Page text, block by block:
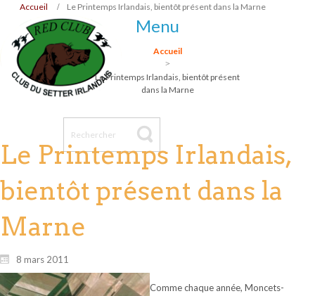
Accueil Le Printemps Irlandais, bientôt présent dans la Marne
Menu
Accueil
Le Printemps Irlandais, bientôt présent
dans la Marne
Le Printemps Irlandais,
bientôt présent dans la
Marne
8 mars 2011
Comme chaque année, Moncets-